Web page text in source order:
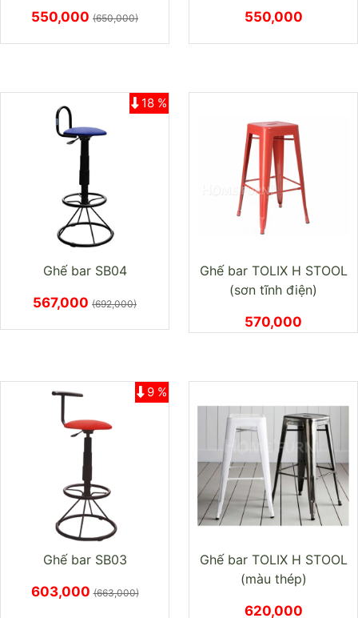
550,000 (650,000)
550,000
Ghế bar SB04
18 %
567,000 (692,000)
Ghế bar TOLIX H STOOL
(sơn tĩnh điện)
570,000
Ghế bar SB03
9 %
603,000(663,000)
Ghế bar TOLIX H STOOL
(màu thép)
620,000